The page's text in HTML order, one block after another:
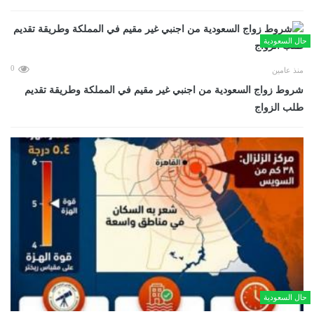
حال السعودية
منذ عامين 0
شروط زواج السعودية من اجنبي غير مقيم في المملكة وطريقة تقديم
طلب الزواج
حال السعودية